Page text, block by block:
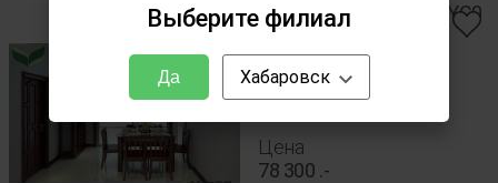
Cтол ZC0200, стулья YC0
300
Цена
78 300 .-
Выберите филиал
Да Хабаровск